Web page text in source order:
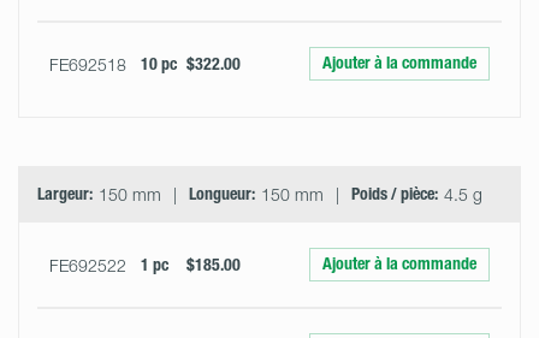
FE692518 10 pc $322.00 Ajouter à la commande
Largeur: 150 mm Longueur: 150 mm Poids / pièce: 4.5 g
FE692522 1 pc $185.00 Ajouter à la commande